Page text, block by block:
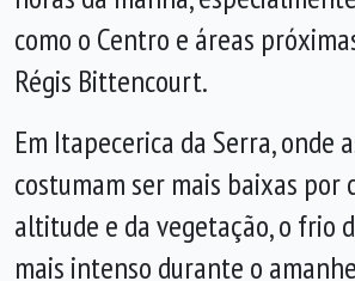
como o Centro e áreas
Régis Bittencourt.
Em Itapecerica da Serra, onde
costumam ser mais baixas por
altitude e da vegetação, o frio
mais intenso durante o